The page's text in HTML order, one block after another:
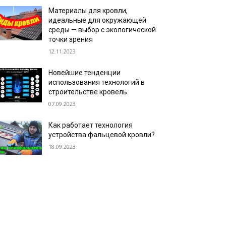
Материалы для кровли,
идеальные для окружающей
среды — выбор с экологической
точки зрения
12.11.2023
Новейшие тенденции
использования технологий в
строительстве кровель.
07.09.2023
Как работает технология
устройства фальцевой кровли?
18.09.2023